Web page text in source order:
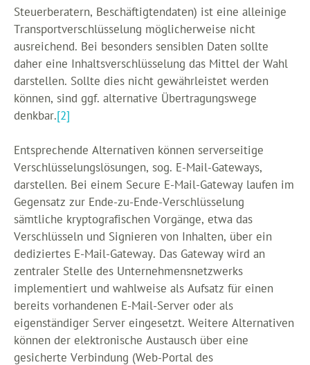
Steuerberatern, Beschäftigtendaten) ist eine alleinige
Transportverschlüsselung möglicherweise nicht
ausreichend. Bei besonders sensiblen Daten sollte
daher eine Inhaltsverschlüsselung das Mittel der Wahl
darstellen. Sollte dies nicht gewährleistet werden
können, sind ggf. alternative Übertragungswege
denkbar.[2]
Entsprechende Alternativen können serverseitige
Verschlüsselungslösungen, sog. E-Mail-Gateways,
darstellen. Bei einem Secure E-Mail-Gateway laufen im
Gegensatz zur Ende-zu-Ende-Verschlüsselung
sämtliche kryptografischen Vorgänge, etwa das
Verschlüsseln und Signieren von Inhalten, über ein
dediziertes E-Mail-Gateway. Das Gateway wird an
zentraler Stelle des Unternehmensnetzwerks
implementiert und wahlweise als Aufsatz für einen
bereits vorhandenen E-Mail-Server oder als
eigenständiger Server eingesetzt. Weitere Alternativen
können der elektronische Austausch über eine
gesicherte Verbindung (Web-Portal des